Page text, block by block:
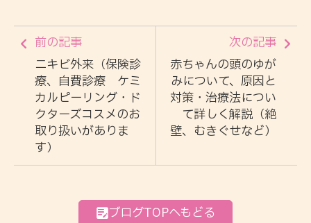
前の記事
ニキビ外来（保険診
療、自費診療 ケミ
カルピーリング・ド
クターズコスメのお
取り扱いがありま
す）
次の記事
赤ちゃんの頭のゆが
みについて、原因と
対策・治療法につい
て詳しく解説（絶
壁、むきぐせなど）
ブログTOPへもどる